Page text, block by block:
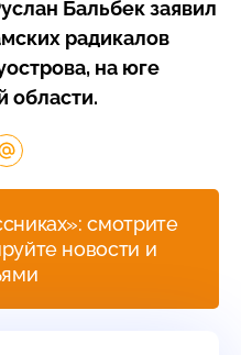
Бальбек заявил
радикалов
на юге
области.
смотрите
новости и